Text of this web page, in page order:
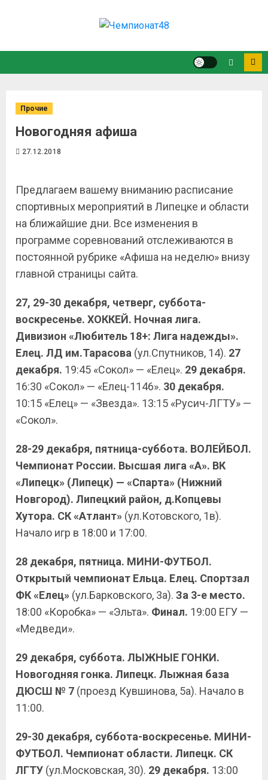
Прочие
Новогодняя афиша
27.12.2018
Предлагаем вашему вниманию расписание
спортивных мероприятий в Липецке и области
на ближайшие дни. Все изменения в
программе соревнований отслеживаются в
постоянной рубрике «Афиша на неделю» внизу
главной страницы сайта.
27, 29-30 декабря, четверг, суббота-
воскресенье. ХОККЕЙ. Ночная лига.
Дивизион «Любитель 18+: Лига надежды».
Елец. ЛД им.Тарасова (ул.Спутников, 14). 27
декабря. 19:45 «Сокол» — «Елец». 29 декабря.
16:30 «Сокол» — «Елец-1146». 30 декабря.
10:15 «Елец» — «Звезда». 13:15 «Русич-ЛГТУ» —
«Сокол».
28-29 декабря, пятница-суббота. ВОЛЕЙБОЛ.
Чемпионат России. Высшая лига «А». ВК
«Липецк» (Липецк) — «Спарта» (Нижний
Новгород). Липецкий район, д.Копцевы
Хутора. СК «Атлант» (ул.Котовского, 1в).
Начало игр в 18:00 и 17:00.
28 декабря, пятница. МИНИ-ФУТБОЛ.
Открытый чемпионат Ельца. Елец. Спортзал
ФК «Елец» (ул.Барковского, 3а). За 3-е место.
18:00 «Коробка» — «Эльта». Финал. 19:00 ЕГУ —
«Медведи».
29 декабря, суббота. ЛЫЖНЫЕ ГОНКИ.
Новогодняя гонка. Липецк. Лыжная база
ДЮСШ № 7 (проезд Кувшинова, 5а). Начало в
11:00.
29-30 декабря, суббота-воскресенье. МИНИ-
ФУТБОЛ. Чемпионат области. Липецк. СК
ЛГТУ (ул.Московская, 30). 29 декабря. 13:00